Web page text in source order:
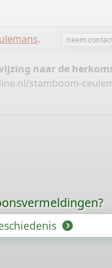
. neem
naar de
stamboom-